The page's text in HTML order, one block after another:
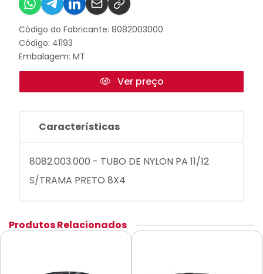
Código do Fabricante: 8082003000
Código: 41193
Embalagem: MT
Ver preço
Características
8082.003.000 - TUBO DE NYLON PA 11/12
S/TRAMA PRETO 8X4
Produtos Relacionados